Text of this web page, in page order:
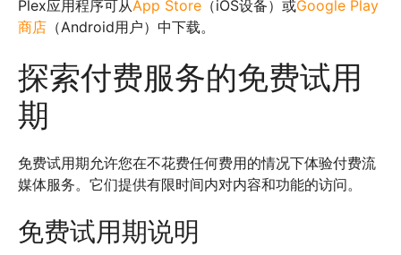
Plex应用程序可从App Store （iOS设备）或Google Play
商店 （Android用户）中下载。
探索付费服务的免费试用
期
免费试用期允许您在不花费任何费用的情况下体验付费流
媒体服务。它们提供有限时间内对内容和功能的访问。
免费试用期说明